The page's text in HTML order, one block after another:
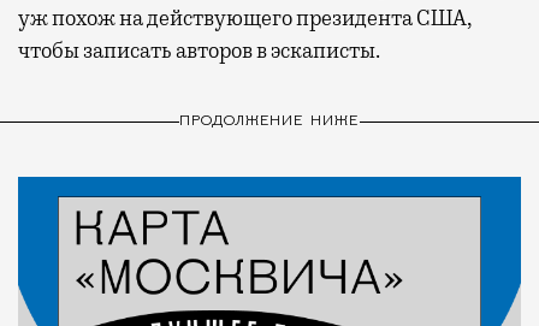
уж похож на действующего президента США,
чтобы записать авторов в эскаписты.
ПРОДОЛЖЕНИЕ НИЖЕ